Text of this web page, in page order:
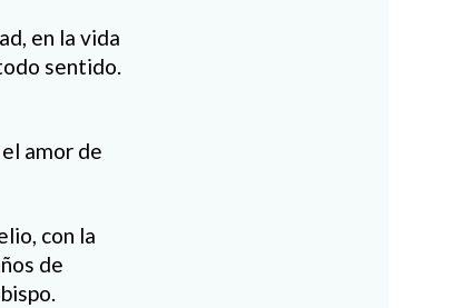
en la vida
sentido.
amor de
con la
de